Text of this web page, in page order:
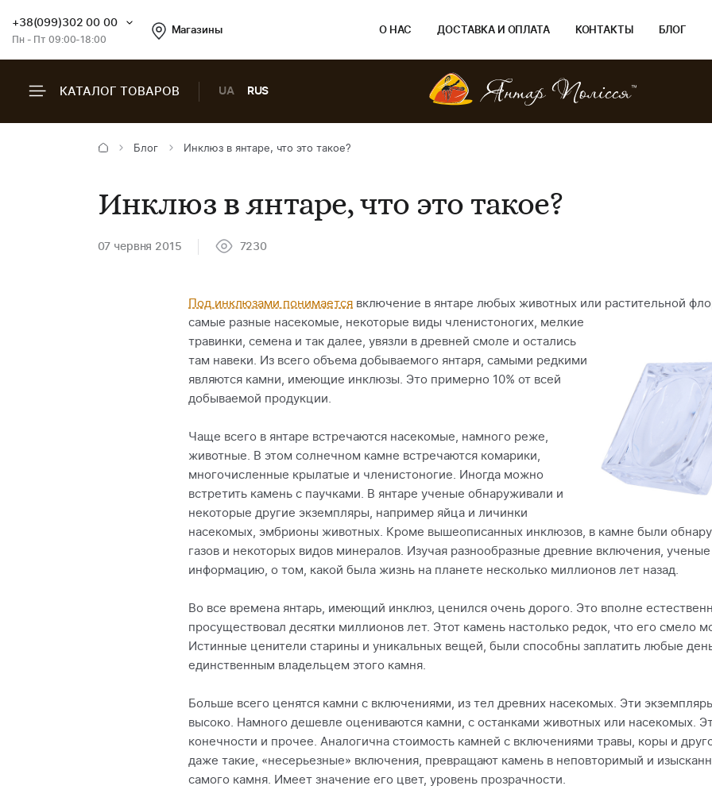
+38(099)302 00 00
Пн - Пт 09:00-18:00
Магазины О НАС ДОСТАВКА И ОПЛАТА КОНТАКТЫ БЛОГ
КАТАЛОГ ТОВАРОВ UA RUS
Блог Инклюз в янтаре, что это такое?
Инклюз в янтаре, что это такое?
07 червня 2015 7230
Под инклюзами понимается включение в янтаре любых животных или растительной
самые разные насекомые, некоторые виды членистоногих, мелкие
травинки, семена и так далее, увязли в древней смоле и остались
там навеки. Из всего объема добываемого янтаря, самыми редкими
являются камни, имеющие инклюзы. Это примерно 10% от всей
добываемой продукции.
Чаще всего в янтаре встречаются насекомые, намного реже,
животные. В этом солнечном камне встречаются комарики,
многочисленные крылатые и членистоногие. Иногда можно
встретить камень с паучками. В янтаре ученые обнаруживали и
некоторые другие экземпляры, например яйца и личинки
насекомых, эмбрионы животных. Кроме вышеописанных инклюзов, в камне были
газов и некоторых видов минералов. Изучая разнообразные древние включения,
информацию, о том, какой была жизнь на планете несколько миллионов лет назад.
Во все времена янтарь, имеющий инклюз, ценился очень дорого. Это вполне
просуществовал десятки миллионов лет. Этот камень настолько редок, что его смело
Истинные ценители старины и уникальных вещей, были способны заплатить любые
единственным владельцем этого камня.
Больше всего ценятся камни с включениями, из тел древних насекомых. Эти
высоко. Намного дешевле оцениваются камни, с останками животных или насекомых.
конечности и прочее. Аналогична стоимость камней с включениями травы, коры и
даже такие, «несерьезные» включения, превращают камень в неповторимый и
самого камня. Имеет значение его цвет, уровень прозрачности.